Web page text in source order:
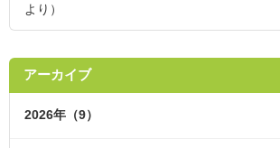
より）
アーカイブ
2026年（9）